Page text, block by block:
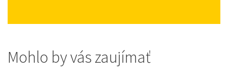
Mohlo by vás zaujímať